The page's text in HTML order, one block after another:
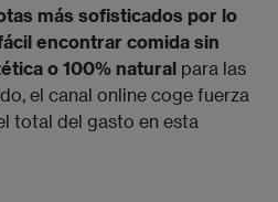
más sofisticados por lo
encontrar comida sin
o 100% natural para las
el canal online coge fuerza
total del gasto en esta